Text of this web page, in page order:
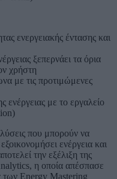
ενεργειακής έντασης και
ξεπερνάει τα όρια
χρήστη
με τις προτιμώμενες
ενέργειας με το εργαλείο
που μπορούν να
ενέργεια και
την εξέλιξη της
η οποία απέσπασε
των Energy Mastering